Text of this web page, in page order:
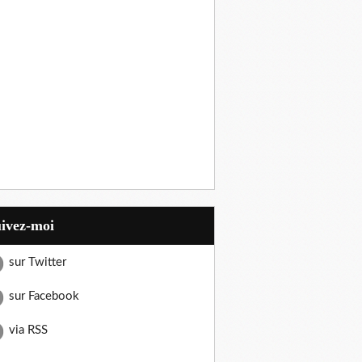
moi
sur Twitter
sur Facebook
via RSS